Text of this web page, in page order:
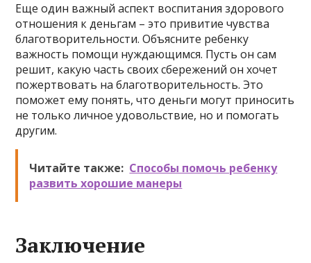
Еще один важный аспект воспитания здорового
отношения к деньгам – это привитие чувства
благотворительности. Объясните ребенку
важность помощи нуждающимся. Пусть он сам
решит, какую часть своих сбережений он хочет
пожертвовать на благотворительность. Это
поможет ему понять, что деньги могут приносить
не только личное удовольствие, но и помогать
другим.
Читайте также: Способы помочь ребенку
развить хорошие манеры
Заключение